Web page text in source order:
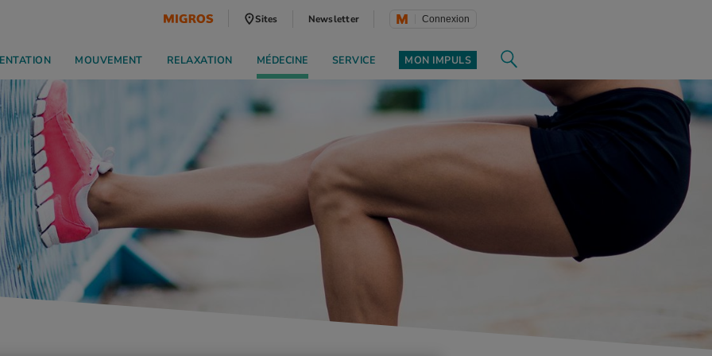
Sites Newsletter Connexion
MOUVEMENT RELAXATION MÉDECINE SERVICE MON IMPULS